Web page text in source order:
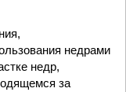
недрами
недр,
за